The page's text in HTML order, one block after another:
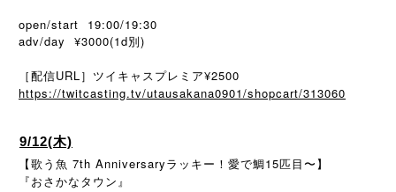
open/start 19:00/19:30
adv/day ¥3000(1d別)
［配信URL］ツイキャスプレミア¥2500
https://twitcasting.tv/utausakana0901/shopcart/313060
9/12(木)
【歌う魚 7th Anniversaryラッキー！愛で鯛15匹目〜】
『おさかなタウン』